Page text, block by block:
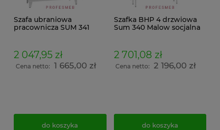
Szafa ubraniowa
pracownicza SUM 341
214x120x50
2 047,95 zł
Cena netto: 1 665,00 zł
do koszyka
Szafka BHP 4 drzwiowa
Sum 340 Malow socjalna
daszek skośny
239x120x74,5
2 701,08 zł
Cena netto: 2 196,00 zł
do koszyka